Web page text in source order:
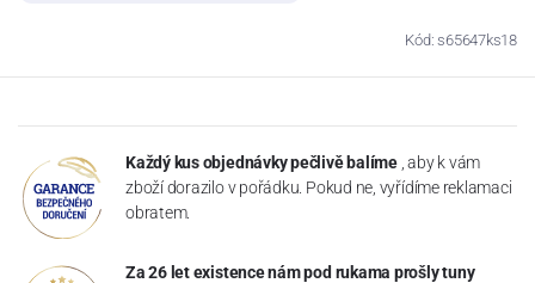
Kód: s65647ks18
Každý kus objednávky pečlivě balíme , aby k vám
zboží dorazilo v pořádku. Pokud ne, vyřídíme reklamaci
obratem.
Za 26 let existence nám pod rukama prošly tuny